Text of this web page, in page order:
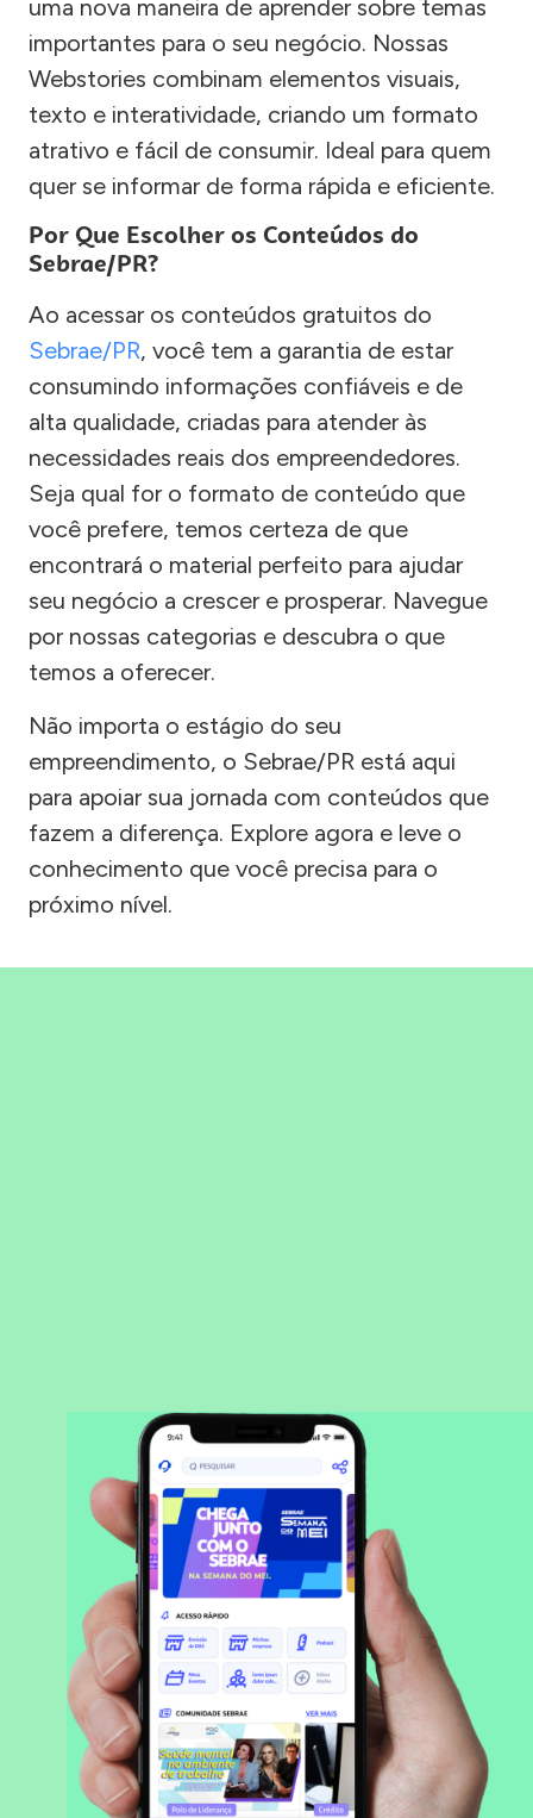
uma nova maneira de aprender sobre temas
importantes para o seu negócio. Nossas
Webstories combinam elementos visuais,
texto e interatividade, criando um formato
atrativo e fácil de consumir. Ideal para quem
quer se informar de forma rápida e eficiente.
Por Que Escolher os Conteúdos do
Sebrae/PR?
Ao acessar os conteúdos gratuitos do
Sebrae/PR, você tem a garantia de estar
consumindo informações confiáveis e de
alta qualidade, criadas para atender às
necessidades reais dos empreendedores.
Seja qual for o formato de conteúdo que
você prefere, temos certeza de que
encontrará o material perfeito para ajudar
seu negócio a crescer e prosperar. Navegue
por nossas categorias e descubra o que
temos a oferecer.
Não importa o estágio do seu
empreendimento, o Sebrae/PR está aqui
para apoiar sua jornada com conteúdos que
fazem a diferença. Explore agora e leve o
conhecimento que você precisa para o
próximo nível.